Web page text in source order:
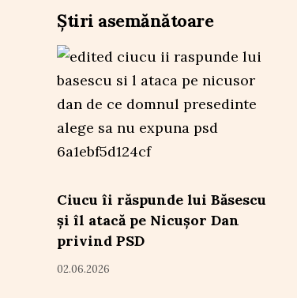
Știri asemănătoare
Ciucu îi răspunde lui Băsescu
și îl atacă pe Nicușor Dan
privind PSD
02.06.2026